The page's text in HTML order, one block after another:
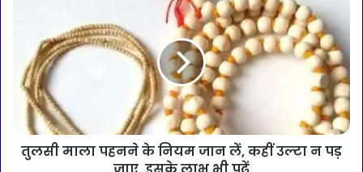
तुलसी माला पहनने के नियम जान लें, कहीं उल्टा न पड़